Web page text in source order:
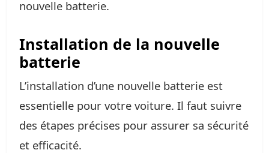
nouvelle batterie.
Installation de la nouvelle
batterie
L’installation d’une nouvelle batterie est
essentielle pour votre voiture. Il faut suivre
des étapes précises pour assurer sa sécurité
et efficacité.